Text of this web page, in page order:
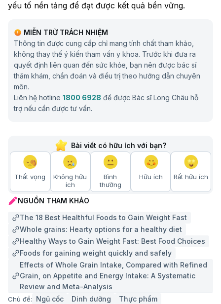
yếu tố nền tảng để đạt được kết quả bền vững.
MIỄN TRỪ TRÁCH NHIỆM
Thông tin được cung cấp chỉ mang tính chất tham khảo,
không thay thế ý kiến tham vấn y khoa. Trước khi đưa ra
quyết định liên quan đến sức khỏe, bạn nên được bác sĩ
thăm khám, chẩn đoán và điều trị theo hướng dẫn chuyên
môn.
Liên hệ hotline 1800 6928 để được Bác sĩ Long Châu hỗ
trợ nếu cần được tư vấn.
Bài viết có hữu ích với bạn?
Thất vọng
Không hữu
ích
Bình
thường
Hữu ích Rất hữu ích
NGUỒN THAM KHẢO
The 18 Best Healthful Foods to Gain Weight Fast
Whole grains: Hearty options for a healthy diet
Healthy Ways to Gain Weight Fast: Best Food Choices
Foods for gaining weight quickly and safely
Effects of Whole Grain Intake, Compared with Refined
Grain, on Appetite and Energy Intake: A Systematic
Review and Meta-Analysis
Chủ đề: Ngũ cốc Dinh dưỡng Thực phẩm